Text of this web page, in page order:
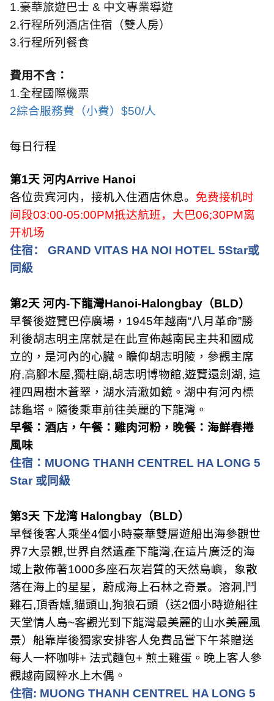
1.豪華旅遊巴士 & 中文專業導遊
2.行程所列酒店住宿（雙人房）
3.行程所列餐食
費用不含：
1.全程國際機票
2綜合服務費（小費） $50/人
每日行程
第1天 河内Arrive Hanoi
各位贵宾河内，接机入住酒店休息。 免费接机时
间段03:00-05:00PM抵达航班，大巴06;30PM离
开机场
住宿： GRAND VITAS HA NOI HOTEL 5Star或
同級
第2天 河内-下龍灣Hanoi-Halongbay （BLD）
早餐後遊覽巴停廣場， 1945年越南“八月革命”勝
利後胡志明主席就是在此宣佈越南民主共和國成
立的，是河內的心臟。瞻仰胡志明陵，參觀主席
府,高腳木屋,獨柱廟,胡志明博物館,遊覽還劍湖, 這
裡四周樹木蒼翠，湖水清澈如鏡。湖中有河內標
誌龜塔。隨後乘車前往美麗的下龍灣。
早餐：酒店，午餐：雞肉河粉，晚餐：海鮮春捲
風味
住宿： MUONG THANH CENTREL HA LONG 5
Star 或同級
第3天 下龙湾 Halongbay （BLD）
早餐後客人乘坐4個小時豪華雙層遊船出海參觀世
界7大景觀,世界自然遺產下龍灣,在這片廣泛的海
域上散佈著1000多座石灰岩質的天然島嶼，象散
落在海上的星星，蔚成海上石林之奇景。 溶洞,鬥
雞石,頂香爐,貓頭山,狗狼石頭（送2個小時遊船往
天堂情人島~客觀光到下龍灣最美麗的山水美麗風
景）船靠岸後獨家安排客人免費品嘗下午茶贈送
每人一杯咖啡+ 法式麵包+ 煎土雞蛋。晚上客人參
觀越南國粹水上木偶。
住宿: MUONG THANH CENTREL HA LONG 5